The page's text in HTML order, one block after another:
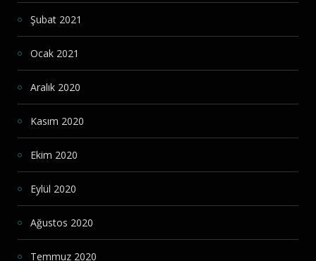
Şubat 2021
Ocak 2021
Aralık 2020
Kasım 2020
Ekim 2020
Eylül 2020
Ağustos 2020
Temmuz 2020